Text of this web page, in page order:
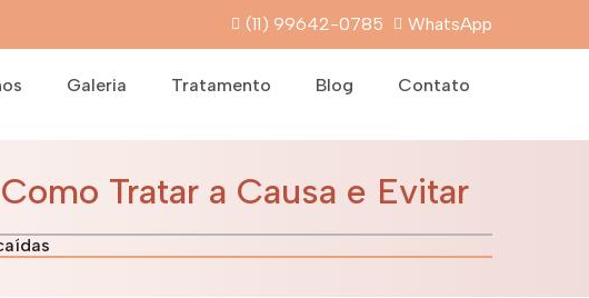
(11) 99642-0785 WhatsApp
Galeria Tratamento Blog Contato
Tratar a Causa e Evitar